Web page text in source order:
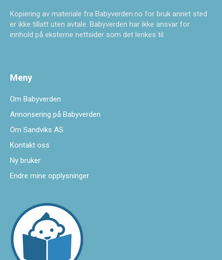
Kopiering av materiale fra Babyverden.no for bruk annet sted
er ikke tillatt uten avtale. Babyverden har ikke ansvar for
innhold på eksterne nettsider som det lenkes til.
Meny
Om Babyverden
Annonsering på Babyverden
Om Sandviks AS
Kontakt oss
Ny bruker
Endre mine opplysninger